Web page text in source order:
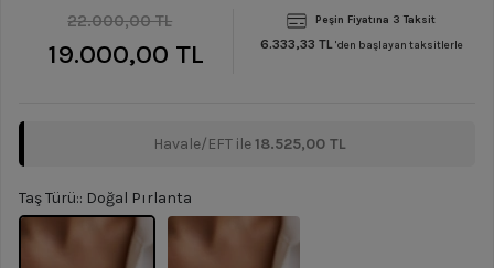
22.000,00 TL
19.000,00 TL
Peşin Fiyatına 3 Taksit
6.333,33 TL'den başlayan taksitlerle
Havale/EFT ile18.525,00 TL
Taş Türü:: Doğal Pırlanta